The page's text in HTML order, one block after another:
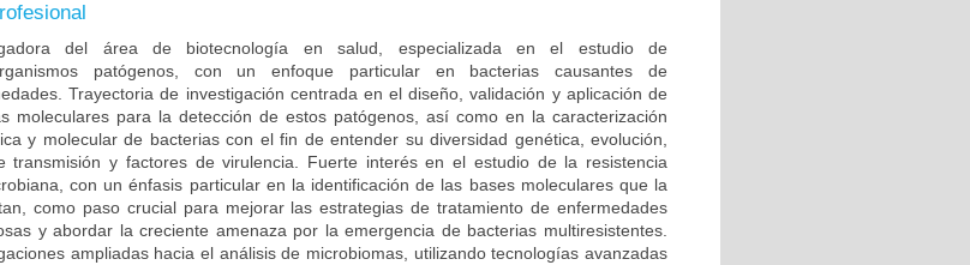
del área de biotecnología en salud, especializada en el estudio de
patógenos, con un enfoque particular en bacterias causantes de
Trayectoria de investigación centrada en el diseño, validación y aplicación de
moleculares para la detección de estos patógenos, así como en la caracterización
y molecular de bacterias con el fin de entender su diversidad genética, evolución,
transmisión y factores de virulencia. Fuerte interés en el estudio de la resistencia
con un énfasis particular en la identificación de las bases moleculares que la
como paso crucial para mejorar las estrategias de tratamiento de enfermedades
y abordar la creciente amenaza por la emergencia de bacterias multiresistentes.
ampliadas hacia el análisis de microbiomas, utilizando tecnologías avanzadas